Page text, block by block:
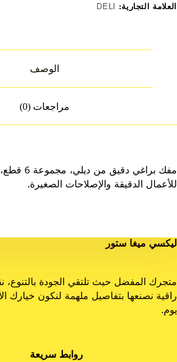
العلامة التجارية: DELI
الوصف
مراجعات (0)
مفك براغي
للأعمال الدقيقة والإصلاحات الصغيرة.
ليكسي ميغا ستور
متجرك المفضل حيث تلتقي الجودة بالتنوع،
راقية نصنعها بتفاصيل ملهمة لنكون خيارك
يوم.
روابط سريعة